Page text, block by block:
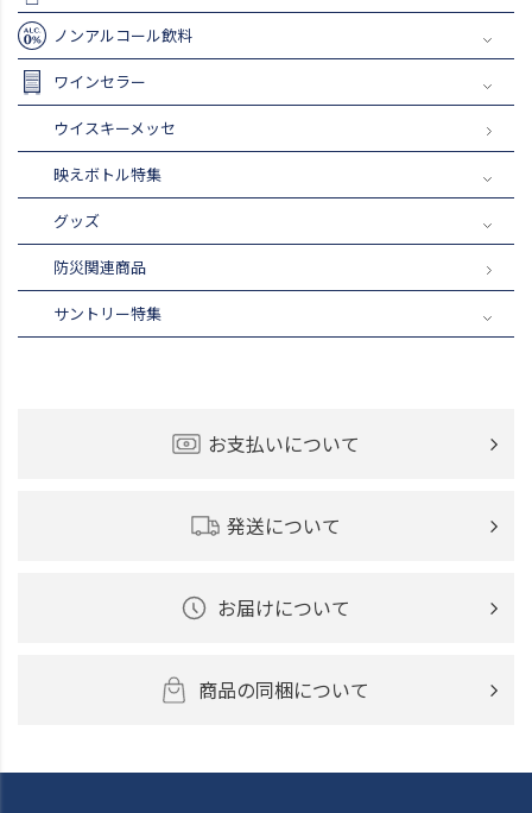
ノンアルコール飲料
ワインセラー
ウイスキーメッセ
映えボトル特集
グッズ
防災関連商品
サントリー特集
お支払いについて
発送について
お届けについて
商品の同梱について